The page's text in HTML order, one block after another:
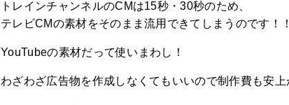
トレインチャンネルのCMは15秒・30秒のため、
テレビCMの素材をそのまま流用できてしまうのです！！
YouTubeの素材だって使いまわし！
わざわざ広告物を作成しなくてもいいので制作費も安上